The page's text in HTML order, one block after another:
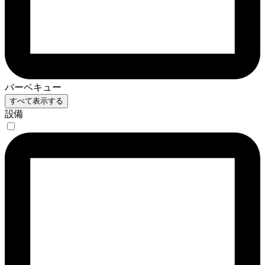
バーベキュー
すべて表示する
設備